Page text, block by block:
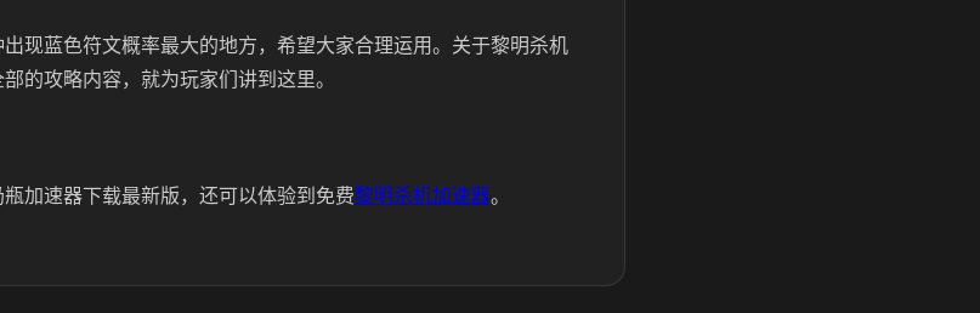
现蓝色符文概率最大的地方，希望大家合理运用。关于黎明杀机
的攻略内容，就为玩家们讲到这里。
加速器下载最新版，还可以体验到免费黎明杀机加速器。